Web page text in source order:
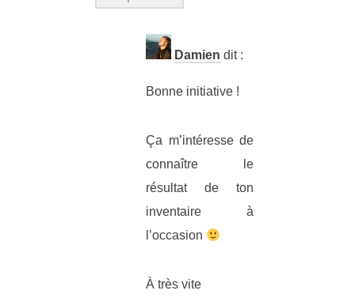
Damien dit :
Bonne initiative !
Ça m’intéresse de
connaître le
résultat de ton
inventaire à
l’occasion
À très vite